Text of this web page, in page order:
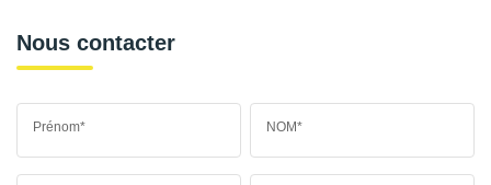
Nous contacter
Prénom* NOM*